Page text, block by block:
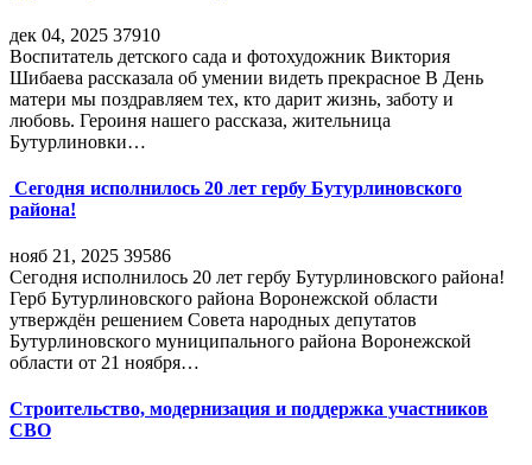
дек 04, 2025 37910
Воспитатель детского сада и фотохудожник Виктория
Шибаева рассказала об умении видеть прекрасное В День
матери мы поздравляем тех, кто дарит жизнь, заботу и
любовь. Героиня нашего рассказа, жительница
Бутурлиновки…
Сегодня исполнилось 20 лет гербу Бутурлиновского
района!
нояб 21, 2025 39586
Сегодня исполнилось 20 лет гербу Бутурлиновского района!
Герб Бутурлиновского района Воронежской области
утверждён решением Совета народных депутатов
Бутурлиновского муниципального района Воронежской
области от 21 ноября…
Строительство, модернизация и поддержка участников
СВО